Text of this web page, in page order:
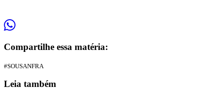
Compartilhe essa matéria:
#SOUSANFRA
Leia também